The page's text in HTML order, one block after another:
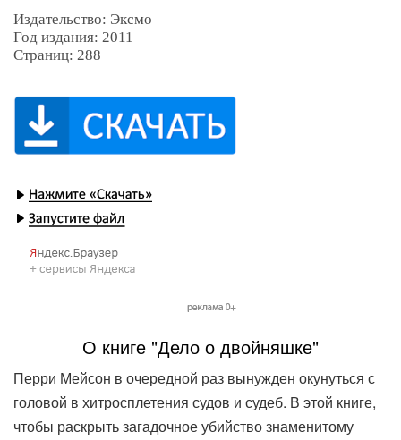
Издательство: Эксмо
Год издания: 2011
Страниц: 288
О книге "Дело о двойняшке"
Перри Мейсон в очередной раз вынужден окунуться с
головой в хитросплетения судов и судеб. В этой книге,
чтобы раскрыть загадочное убийство знаменитому